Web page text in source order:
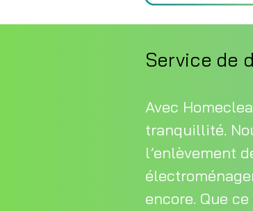
Service de
Avec
tranquillité.
l’enlèvement
encore. Que